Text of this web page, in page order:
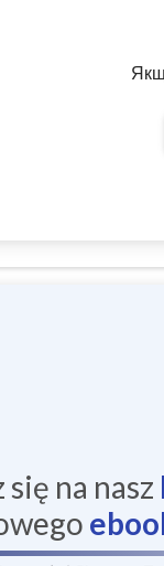
się na nasz